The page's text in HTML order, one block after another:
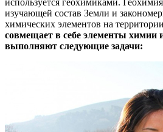
используется геохимиками.
изучающей состав Земли и
химических элементов на
совмещает в себе элементы химии
выполняют следующие задачи: